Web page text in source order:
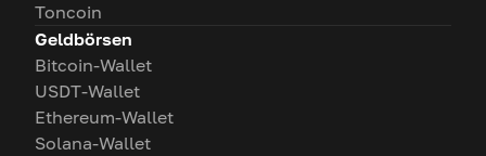
Toncoin
Geldbörsen
Bitcoin-Wallet
USDT-Wallet
Ethereum-Wallet
Solana-Wallet